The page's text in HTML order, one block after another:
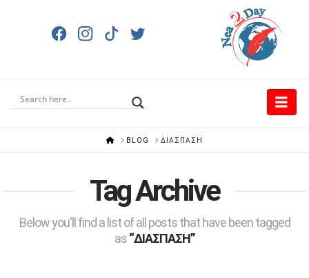
HOMEBLOG ΔΙΑΣΠΑΣΗ
Tag Archive
Below you'll find a list of all posts that have been tagged
as“ΔΙΑΣΠΑΣΗ”